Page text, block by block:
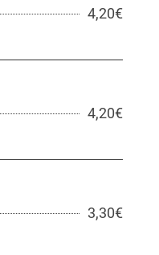
€
4,20
€
4,20
€
3,30